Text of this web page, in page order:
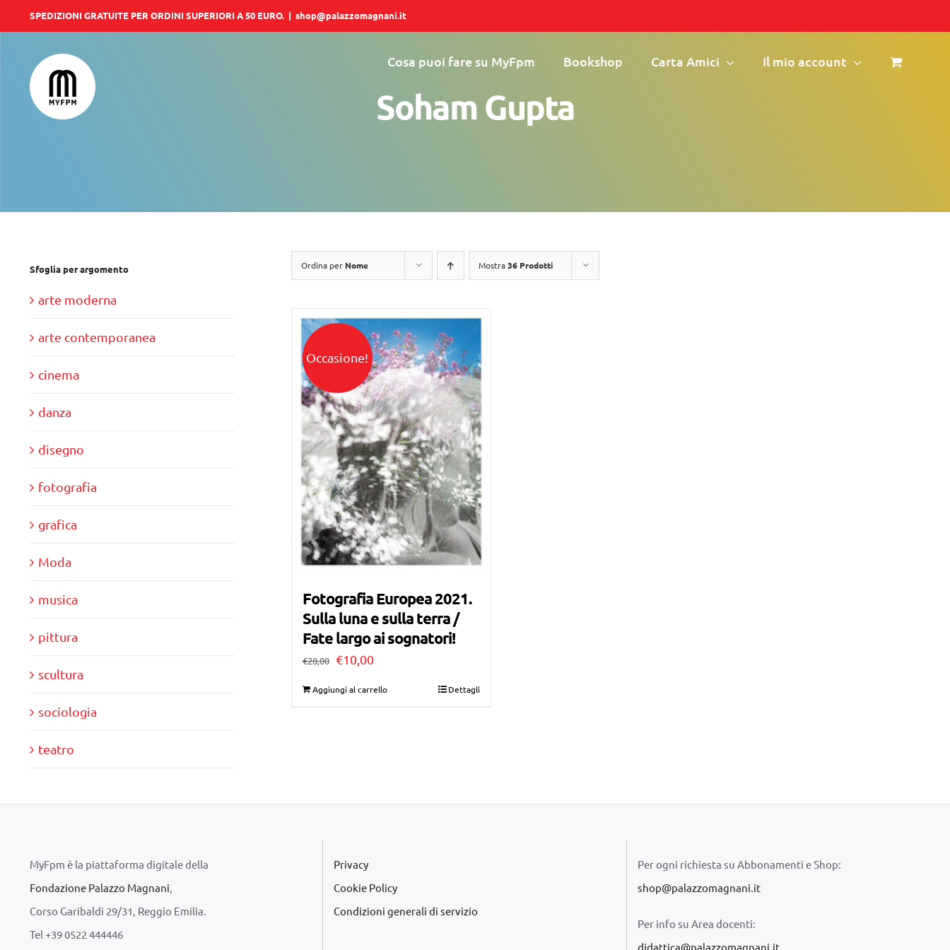
al
contenuto
SPEDIZIONI GRATUITE PER ORDINI SUPERIORI A 50 EURO. | shop@palazzomagnani.it
Cosa puoi fare su MyFpm Bookshop Carta Amici Il mio account
Soham Gupta
Ordina per Nome Mostra36 Prodotti
Occasione!
Fotografia Europea 2021.
Sulla luna e sulla terra /
Fate largo ai sognatori!
€28,00 Il
€10,00Il
Aggiungi al carrello Dettagli
Sfoglia per argomento
arte moderna
arte contemporanea
cinema
danza
disegno
fotografia
grafica
Moda
musica
pittura
scultura
sociologia
teatro
MyFpm è la piattaforma digitale della
Fondazione Palazzo Magnani
Corso Garibaldi 29/31, Reggio Emilia.
Tel +39 0522 444446
Privacy
Cookie Policy
Condizioni generali di servizio
Per ogni richiesta su Abbonamenti e Shop:
shop@palazzomagnani.it
Per info su Area docenti:
didattica@palazzomagnani.it